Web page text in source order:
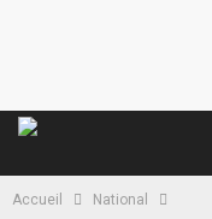
Accueil National